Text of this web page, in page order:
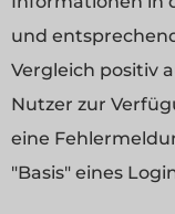
und
Vergleich positiv
Nutzer zur
eine
"Basis" eines